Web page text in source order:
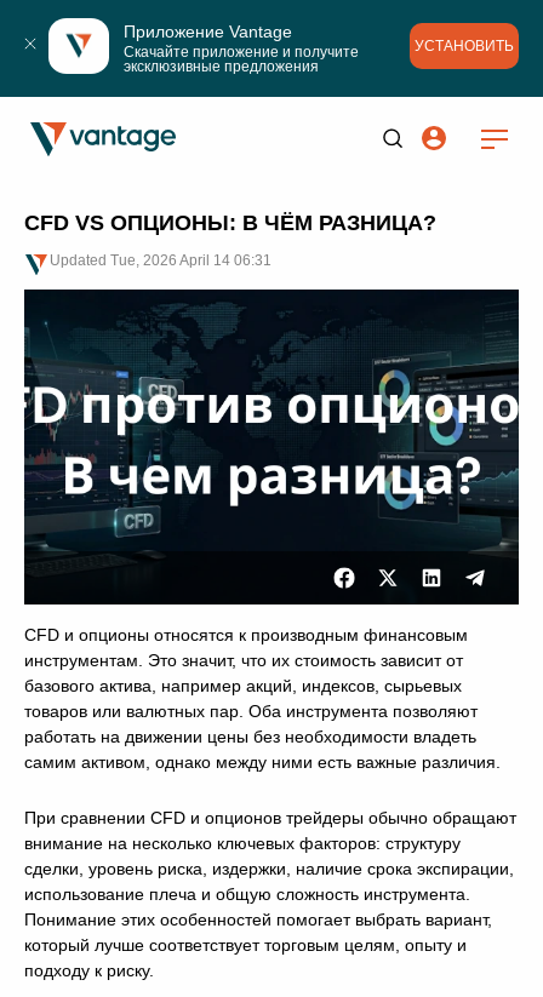
Приложение Vantage
Скачайте приложение и получите
эксклюзивные предложения
УСТАНОВИТЬ
CFD VS ОПЦИОНЫ: В ЧЁМ РАЗНИЦА?
Updated Tue, 2026 April 14 06:31
CFD и опционы относятся к производным финансовым
инструментам. Это значит, что их стоимость зависит от
базового актива, например акций, индексов, сырьевых
товаров или валютных пар. Оба инструмента позволяют
работать на движении цены без необходимости владеть
самим активом, однако между ними есть важные различия.
При сравнении CFD и опционов трейдеры обычно обращают
внимание на несколько ключевых факторов: структуру
сделки, уровень риска, издержки, наличие срока экспирации,
использование плеча и общую сложность инструмента.
Понимание этих особенностей помогает выбрать вариант,
который лучше соответствует торговым целям, опыту и
подходу к риску.